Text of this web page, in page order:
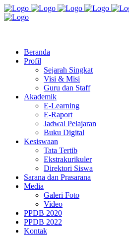
Beranda
Profil
Sejarah Singkat
Visi & Misi
Guru dan Staff
Akademik
E-Learning
E-Raport
Jadwal Pelajaran
Buku Digital
Kesiswaan
Tata Tertib
Ekstrakurikuler
Direktori Siswa
Sarana dan Prasarana
Media
Galeri Foto
Video
PPDB 2020
PPDB 2022
Kontak